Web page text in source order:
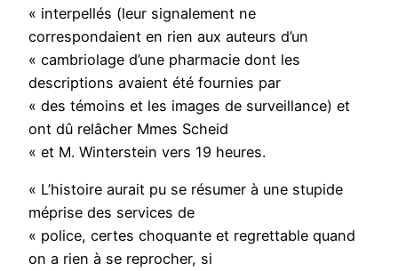
« interpellés (leur signalement ne
correspondaient en rien aux auteurs d’un
« cambriolage d’une pharmacie dont les
descriptions avaient été fournies par
« des témoins et les images de surveillance) et
ont dû relâcher Mmes Scheid
« et M. Winterstein vers 19 heures.
« L’histoire aurait pu se résumer à une stupide
méprise des services de
« police, certes choquante et regrettable quand
on a rien à se reprocher, si